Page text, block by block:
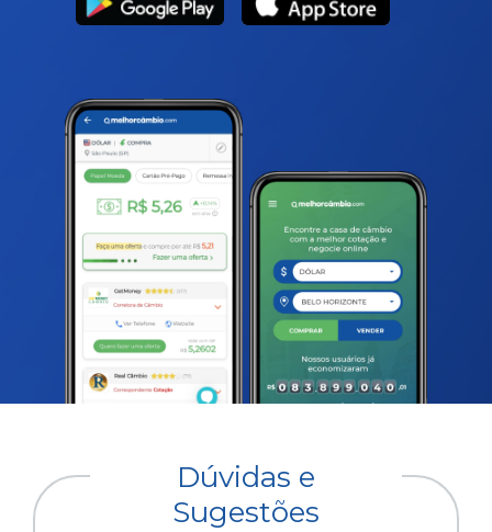
Dúvidas e
Sugestões